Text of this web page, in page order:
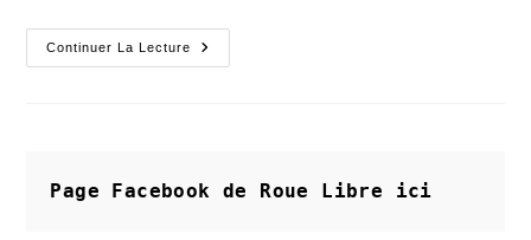
Continuer La Lecture
Février
Mutation
D'une
Page Facebook de Roue Libre ici